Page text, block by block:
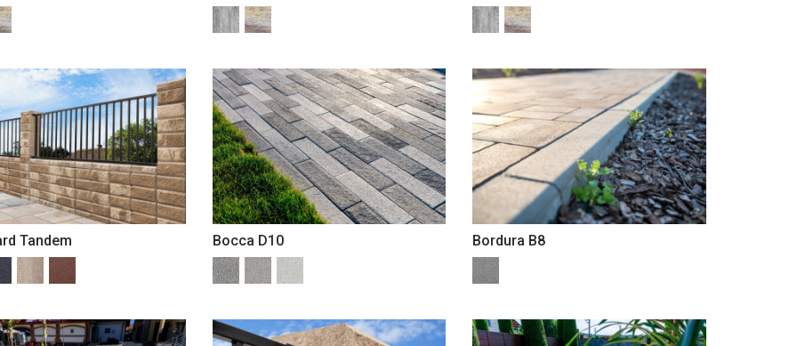
Tandem Bocca D10 Bordura B8